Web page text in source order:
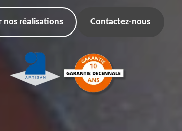
nos réalisations Contactez-nous